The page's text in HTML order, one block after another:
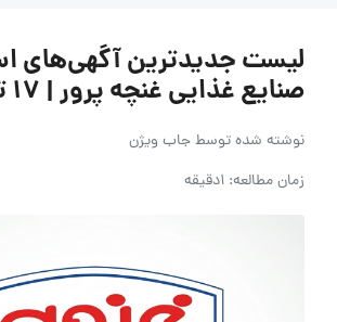
لیست جدیدترین آگهی‌های
صنایع غذایی غنچه پرور | ۱۷ تیر ۱۴۰۵
نوشته شده توسطجاب ویژن
زمان مطالعه: 1دقیقه